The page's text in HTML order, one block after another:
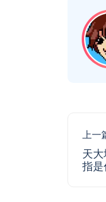
上一
天
指